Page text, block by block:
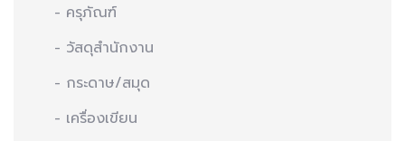
- ครุภัณฑ์
- วัสดุสำนักงาน
- กระดาษ/สมุด
- เครื่องเขียน